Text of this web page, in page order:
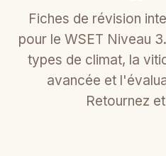
Fiches de révision
pour le WSET Niveau
types de climat, la
avancée et
Retournez